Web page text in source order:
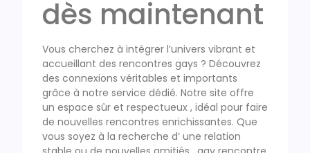
dès maintenant
Vous cherchez à intégrer l’univers vibrant et
accueillant des rencontres gays ? Découvrez
des connexions véritables et importants
grâce à notre service dédié. Notre site offre
un espace sûr et respectueux , idéal pour faire
de nouvelles rencontres enrichissantes. Que
vous soyez à la recherche d’ une relation